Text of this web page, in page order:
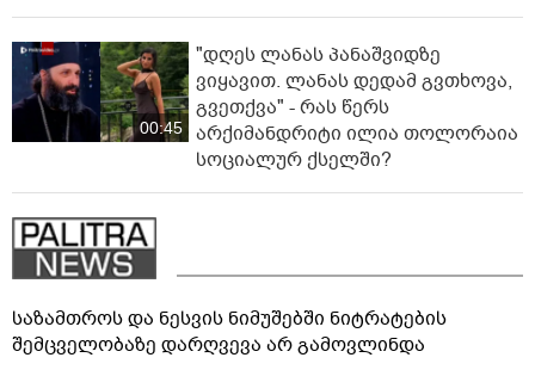
00:45
"დღეს ლანას პანაშვიდზე
ვიყავით. ლანას დედამ გვთხოვა,
გვეთქვა" - რას წერს
არქიმანდრიტი ილია თოლორაია
სოციალურ ქსელში?
საზამთროს და ნესვის ნიმუშებში ნიტრატების
შემცველობაზე დარღვევა არ გამოვლინდა